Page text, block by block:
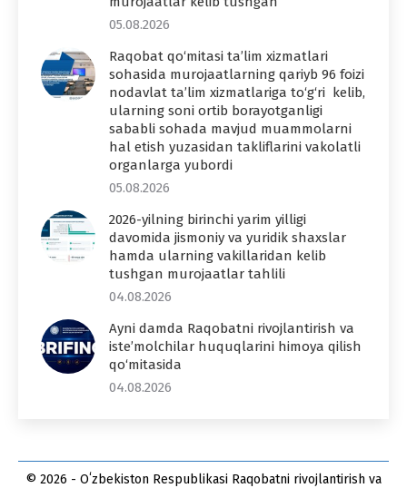
05.08.2026
Raqobat qo‘mitasi ta’lim xizmatlari
sohasida murojaatlarning qariyb 96 foizi
nodavlat ta’lim xizmatlariga to‘g‘ri kelib,
ularning soni ortib borayotganligi
sababli sohada mavjud muammolarni
hal etish yuzasidan takliflarini vakolatli
organlarga yubordi
05.08.2026
2026-yilning birinchi yarim yilligi
davomida jismoniy va yuridik shaxslar
hamda ularning vakillaridan kelib
tushgan murojaatlar tahlili
04.08.2026
Ayni damda Raqobatni rivojlantirish va
iste’molchilar huquqlarini himoya qilish
qo‘mitasida
04.08.2026
© 2026 - Oʻzbekiston Respublikasi Raqobatni rivojlantirish va